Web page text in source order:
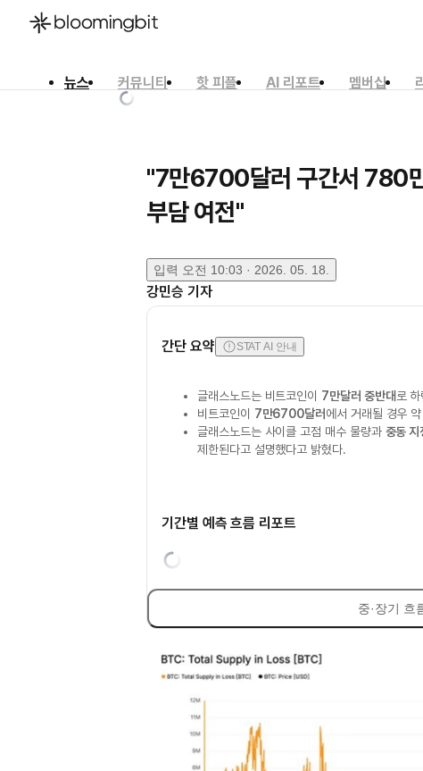
뉴스 커뮤니티 핫 피플 AI 리포트 멤버십
"7만6700달러 구간서 780
부담 여전"
입력 오전 10:03 · 2026. 05. 18.
강민승 기자
간단 요약 STAT AI 안내
글래스노드는 비트코인이 7만달러 중반대 로
비트코인이 7만6700달러에서 거래될 경우 약
글래스노드는 사이클 고점 매수 물량과 중동 지
제한된다고 설명했다고 밝혔다.
기간별 예측 흐름 리포트
중·장기 흐